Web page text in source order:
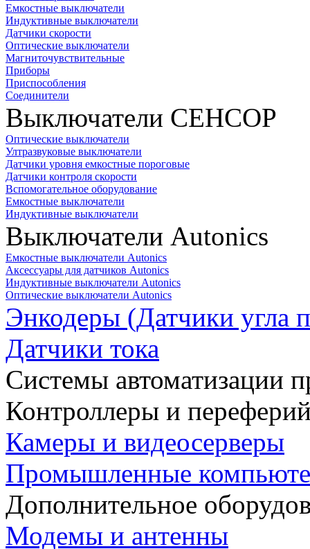
Емкостные выключатели
Индуктивные выключатели
Датчики скорости
Оптические выключатели
Магниточувствительные
Приборы
Приспособления
Соединители
Выключатели СЕНСОР
Оптические выключатели
Ултразвуковые выключатели
Датчики уровня емкостные пороговые
Датчики контроля скорости
Вспомогательное оборудование
Емкостные выключатели
Индуктивные выключатели
Выключатели Autonics
Емкостные выключатели Autonics
Аксессуары для датчиков Autonics
Индуктивные выключатели Autonics
Оптические выключатели Autonics
Энкодеры (Датчики угла
Датчики тока
Системы автоматизации
Контроллеры и
Камеры и видеосерверы
Промышленные
Дополнительное
Модемы и антенны